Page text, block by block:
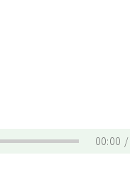
00:00